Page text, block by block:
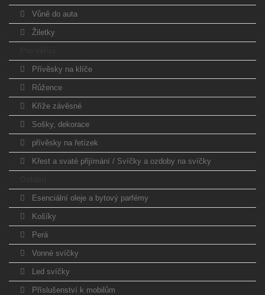
Vůně do auta
Žiletky
Přívěsky na klíče
Růžence
Kříže závěsné
Sošky, dekorace
přívěsky na řetízek
Křest a svaté přijímání / Svíčky a ozdoby na svíčky
Esenciální oleje a bytový parfémy
Košíky
Perá
Vonné svíčky
Led svíčky
Příslušenství k mobilům